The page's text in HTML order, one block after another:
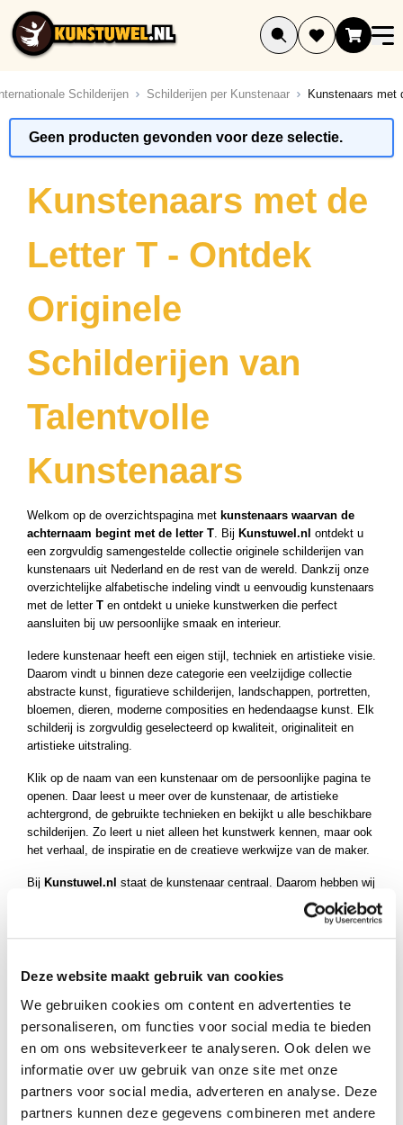
Deze website maakt gebruik van cookies
We gebruiken cookies om content en advertenties te
personaliseren, om functies voor social media te bieden
en om ons websiteverkeer te analyseren. Ook delen we
informatie over uw gebruik van onze site met onze
partners voor social media, adverteren en analyse. Deze
partners kunnen deze gegevens combineren met andere
Ga naar de inhoud
Schilderijen Schilderijen per Kunstenaar Kunstenaars met
Geen producten gevonden voor deze selectie.
Kunstenaars met de
Letter T - Ontdek
Originele
Schilderijen van
Talentvolle
Kunstenaars
Welkom op de overzichtspagina met kunstenaars waarvan de
achternaam begint met de letter T . Bij Kunstuwel.nl ontdekt u
een zorgvuldig samengestelde collectie originele schilderijen van
kunstenaars uit Nederland en de rest van de wereld. Dankzij onze
overzichtelijke alfabetische indeling vindt u eenvoudig kunstenaars
met de letter T en ontdekt u unieke kunstwerken die perfect
aansluiten bij uw persoonlijke smaak en interieur.
Iedere kunstenaar heeft een eigen stijl, techniek en artistieke visie.
Daarom vindt u binnen deze categorie een veelzijdige collectie
abstracte kunst, figuratieve schilderijen, landschappen, portretten,
bloemen, dieren, moderne composities en hedendaagse kunst. Elk
schilderij is zorgvuldig geselecteerd op kwaliteit, originaliteit en
artistieke uitstraling.
Klik op de naam van een kunstenaar om de persoonlijke pagina te
openen. Daar leest u meer over de kunstenaar, de artistieke
achtergrond, de gebruikte technieken en bekijkt u alle beschikbare
schilderijen. Zo leert u niet alleen het kunstwerk kennen, maar ook
het verhaal, de inspiratie en de creatieve werkwijze van de maker.
Bij Kunstuwel.nl staat de kunstenaar centraal. Daarom hebben wij
A tot Z
op
achternaam. Zo kunt u eenvoudig door de complete collectie
bladeren en snel de kunstenaar vinden die het beste aansluit bij uw
Bent u op zoek naar een kunstenaar met een andere beginletter?
Gebruik de alfabetische navigatie om eenvoudig naar een andere
letter te gaan en ontdek nog meer originele schilderijen van
talentvolle kunstenaars uit Nederland en de rest van de wereld.